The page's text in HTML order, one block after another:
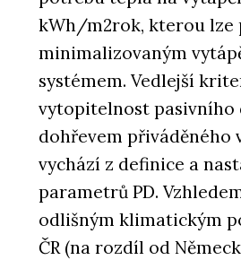
kWh/m2rok, kterou lze
minimalizovaným
systémem. Vedlejší
vytopitelnost pasivního
dohřevem přiváděného
vychází z definice a
parametrů PD.
odlišným klimatickým
ČR (na rozdíl od